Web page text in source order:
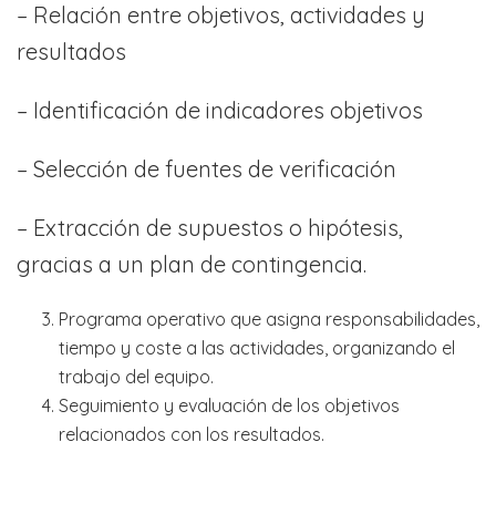
– Relación entre objetivos, actividades y
resultados
– Identificación de indicadores objetivos
– Selección de fuentes de verificación
– Extracción de supuestos o hipótesis,
gracias a un plan de contingencia.
Programa operativo que asigna responsabilidades,
tiempo y coste a las actividades, organizando el
trabajo del equipo.
Seguimiento y evaluación de los objetivos
relacionados con los resultados.